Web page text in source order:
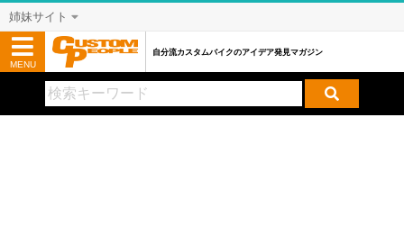
姉妹サイト
MENU
自分流カスタムバイクのアイデア発見マガジン